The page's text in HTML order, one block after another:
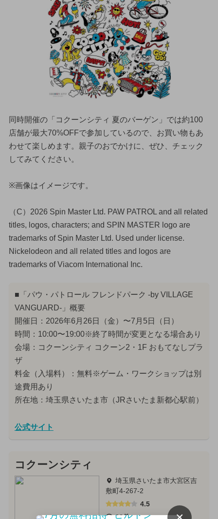
同時開催の「コクーンシティ 夏のバーゲン」では約100
店舗が最大70%OFFで参加しているので、お買い物もあ
わせて楽しめます。親子のおでかけに、ぜひ、チェック
してみてください。
※画像はイメージです。
（C）2026 Spin Master Ltd. PAW PATROL and all related
titles, logos, characters; and SPIN MASTER logo are
trademarks of Spin Master Ltd. Used under license.
Nickelodeon and all related titles and logos are
trademarks of Viacom International Inc.
■「パウ・パトロール フレンドパーク -by VILLAGE
VANGUARD-」概要
開催日：2026年6月26日（金）〜7月5日（日）
時間：10:00〜19:00※終了時間が変更となる場合あり
会場：コクーンシティ コクーン2・1F おもてなしプラ
ザ
料金（入場料）：無料※ゲーム・ワークショップは別
途費用あり
所在地：埼玉県さいたま市（JRさいたま新都心駅前）
公式サイト
コクーンシティ
埼玉県さいたま市大宮区吉
敷町4-267-2
4.5
22件